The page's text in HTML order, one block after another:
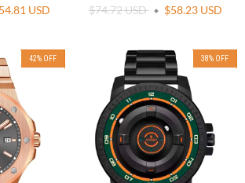
USD
$74.72 USD
$58.23 USD
42% OFF 38% OFF